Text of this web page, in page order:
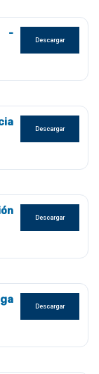
-
Descargar
Descargar
Descargar
Descargar